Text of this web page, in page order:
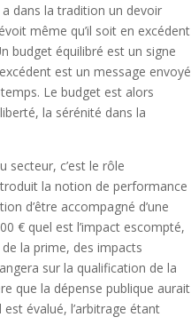
a dans la tradition un devoir
même qu’il soit en excédent
budget équilibré est un signe
est un message envoyé
Le budget est alors
la sérénité dans la
secteur, c’est le rôle
la notion de performance
d’être accompagné d’une
€ quel est l’impact escompté,
la prime, des impacts
sur la qualification de la
que la dépense publique aurait
évalué, l’arbitrage étant